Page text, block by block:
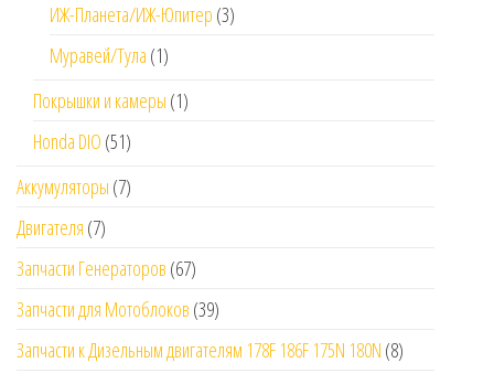
ИЖ-Планета/ИЖ-Юпитер (3)
Муравей/Тула (1)
Покрышки и камеры (1)
Honda DIO (51)
Аккумуляторы (7)
Двигателя (7)
Запчасти Генераторов (67)
Запчасти для Мотоблоков (39)
Запчасти к Дизельным двигателям 178F 186F 175N 180N (8)